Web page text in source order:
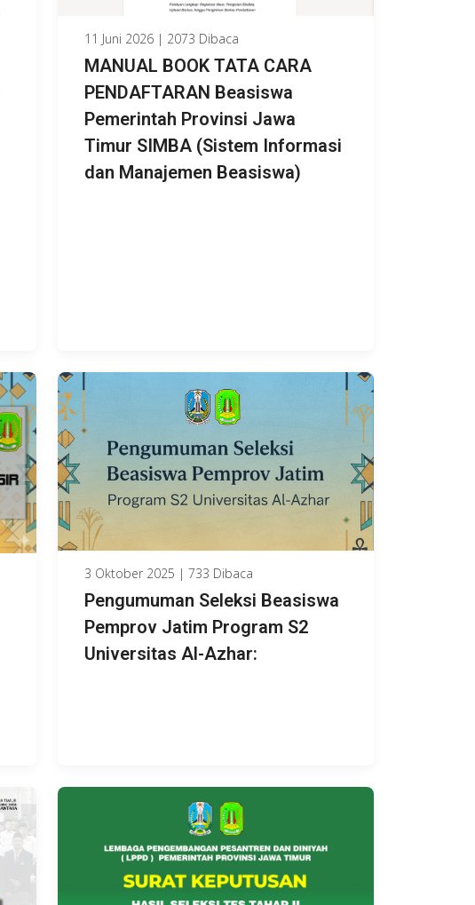
11 Juni 2026 | 2073 Dibaca
MANUAL BOOK TATA CARA
PENDAFTARAN Beasiswa
Pemerintah Provinsi Jawa
Timur SIMBA (Sistem Informasi
dan Manajemen Beasiswa)
3 Oktober 2025 | 733 Dibaca
Pengumuman Seleksi Beasiswa
Pemprov Jatim Program S2
Universitas Al-Azhar: